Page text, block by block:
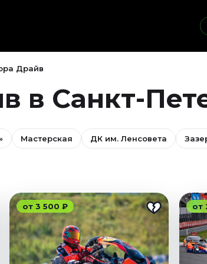
Драйв
в Санкт-
Мастерская ДК им. Ленсовета
от 3 500 ₽ от